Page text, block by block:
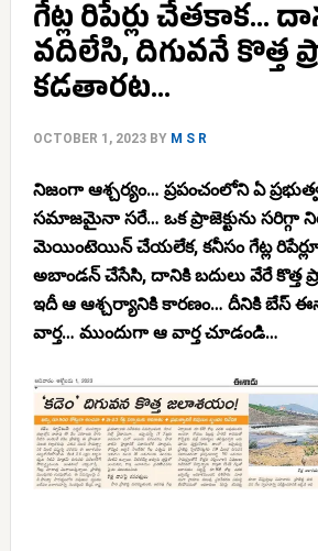
గేట్ల రిపేర్లు చేతకాక…
వదిలేసి, దిగువనే కొత్త
కడతారట…
OCTOBER 1, 2023BY M S R
నిజంగా ఆశ్చర్యం… ప్రపంచంలోని ఏ
సమాజమైనా సరే… ఒక ప్రాజెక్టును సరిగ్గా
మెయింటెయిన్ చేయలేక, కనీసం గేట్ల
అబాండన్ చేసేసి, దానికి బదులు వేరే కొత్త
ఇదీ ఆ ఆశ్చర్యానికి కారణం… దీనికి బేస్
వార్త… ముందుగా ఆ వార్త చూడండి…